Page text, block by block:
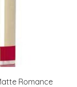
Romance